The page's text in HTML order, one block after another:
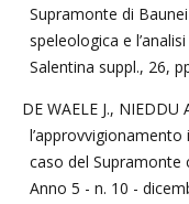
Supramonte di
speleologica e
Salentina suppl., 26,
DE WAELE J.,
l’approvvigionamento
caso del Supramonte
Anno 5 - n. 10 -